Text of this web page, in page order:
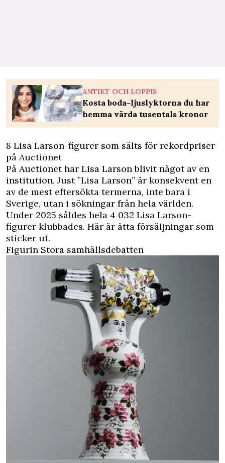
ANTIKT OCH LOPPIS
Kosta boda-ljuslyktorna du har
hemma värda tusentals kronor
8 Lisa Larson-figurer som sålts för rekordpriser
på Auctionet
På Auctionet har Lisa Larson blivit något av en
institution. Just ”Lisa Larson” är konsekvent en
av de mest eftersökta termerna, inte bara i
Sverige, utan i sökningar från hela världen.
Under 2025 såldes hela 4 032 Lisa Larson-
figurer klubbades. Här är åtta försäljningar som
sticker ut.
Figurin Stora samhällsdebatten